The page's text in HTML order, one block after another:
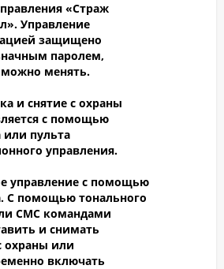
«Страж
Управление
защищено
паролем,
менять.
и снятие с охраны
с помощью
или пульта
управления.
управление с помощью
С помощью тонального
СМС командами
и снимать
охраны или
включать